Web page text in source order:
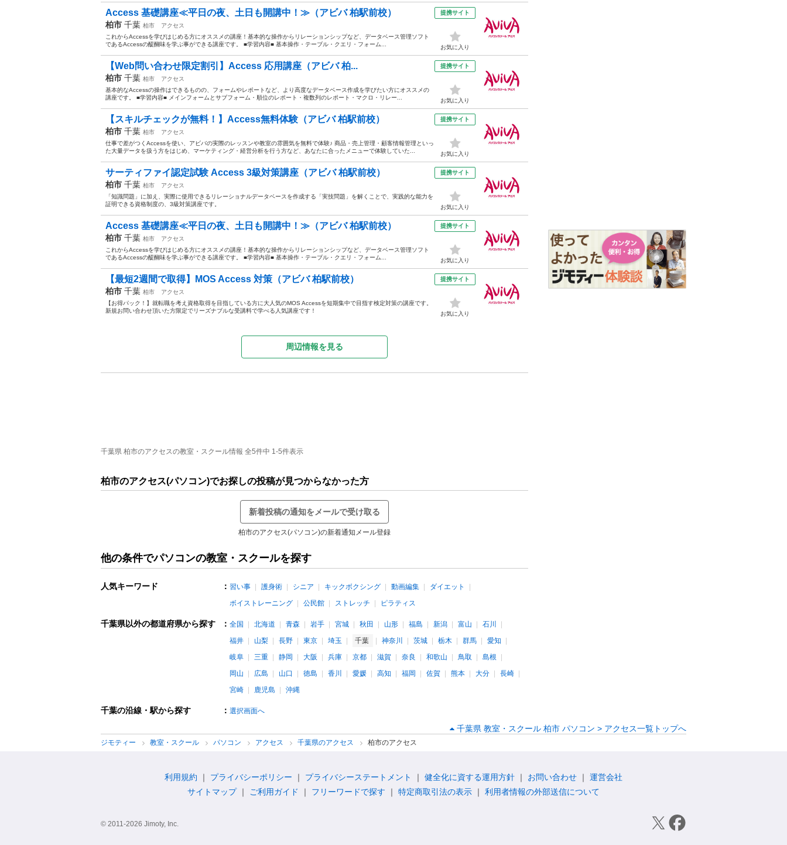
Access 基礎講座≪平日の夜、土日も開講中！≫（アビバ 柏駅前校）
柏市 千葉 柏市
アクセス
これからAccessを学びはじめる方にオススメの講座！基本的な操作からリレーションシップなど、データベース管理ソフト
であるAccessの醍醐味を学ぶ事ができる講座です。 ■学習内容■ 基本操作・テーブル・クエリ・フォーム...
提携サイト
お気に入り
【Web問い合わせ限定割引】Access 応用講座（アビバ 柏...
柏市 千葉 柏市
アクセス
基本的なAccessの操作はできるものの、フォームやレポートなど、より高度なデータベース作成を学びたい方にオススメの
講座です。 ■学習内容■ メインフォームとサブフォーム・順位のレポート・複数列のレポート・マクロ・リレー...
提携サイト
お気に入り
【スキルチェックが無料！】Access無料体験（アビバ 柏駅前校）
柏市 千葉 柏市
アクセス
仕事で差がつくAccessを使い、アビバの実際のレッスンや教室の雰囲気を無料で体験♪ 商品・売上管理・顧客情報管理といっ
た大量データを扱う方をはじめ、マーケティング・経営分析を行う方など、あなたに合ったメニューで体験していた...
提携サイト
お気に入り
サーティファイ認定試験 Access 3級対策講座（アビバ 柏駅前校）
柏市 千葉 柏市
アクセス
「知識問題」に加え、実際に使用できるリレーショナルデータベースを作成する「実技問題」を解くことで、実践的な能力を
証明できる資格制度の、3級対策講座です。
提携サイト
お気に入り
Access 基礎講座≪平日の夜、土日も開講中！≫（アビバ 柏駅前校）
柏市 千葉 柏市
アクセス
これからAccessを学びはじめる方にオススメの講座！基本的な操作からリレーションシップなど、データベース管理ソフト
であるAccessの醍醐味を学ぶ事ができる講座です。 ■学習内容■ 基本操作・テーブル・クエリ・フォーム...
提携サイト
お気に入り
【最短2週間で取得】MOS Access 対策（アビバ 柏駅前校）
柏市 千葉 柏市
アクセス
【お得パック！】就転職を考え資格取得を目指している方に大人気のMOS Accessを短期集中で目指す検定対策の講座です。
新規お問い合わせ頂いた方限定でリーズナブルな受講料で学べる人気講座です！
提携サイト
お気に入り
周辺情報を見る
千葉県 柏市のアクセスの教室・スクール情報 全5件中 1-5件表示
柏市のアクセス(パソコン)でお探しの投稿が見つからなかった方
新着投稿の通知をメールで受け取る
柏市のアクセス(パソコン)の新着通知メール登録
他の条件でパソコンの教室・スクールを探す
人気キーワード ： 習い事 護身術 シニア キックボクシング 動画編集
ダイエット
ボイストレーニング
公民館 ストレッチ ピラティス
千葉県以外の都道府県から探す ： 全国 北海道 青森 岩手 宮城 秋田 山形 福島 新潟 富山
石川
福井
山梨 長野 東京 埼玉 千葉 神奈川 茨城 栃木 群馬
愛知
岐阜
三重 静岡 大阪 兵庫 京都 滋賀 奈良 和歌山 鳥取
島根
岡山
広島 山口 徳島 香川 愛媛 高知 福岡 佐賀 熊本 大分
長崎
宮崎
鹿児島 沖縄
千葉の沿線・駅から探す ： 選択画面へ
千葉県 教室・スクール 柏市 パソコン > アクセス一覧トップへ
ジモティー 教室・スクール パソコン アクセス 千葉県のアクセス 柏市のアクセス
利用規約 プライバシーポリシー プライバシーステートメント 健全化に資する運用方針 お問い合わせ
運営会社
サイトマップ
ご利用ガイド フリーワードで探す 特定商取引法の表示 利用者情報の外部送信について
© 2011-2026 Jimoty, Inc.